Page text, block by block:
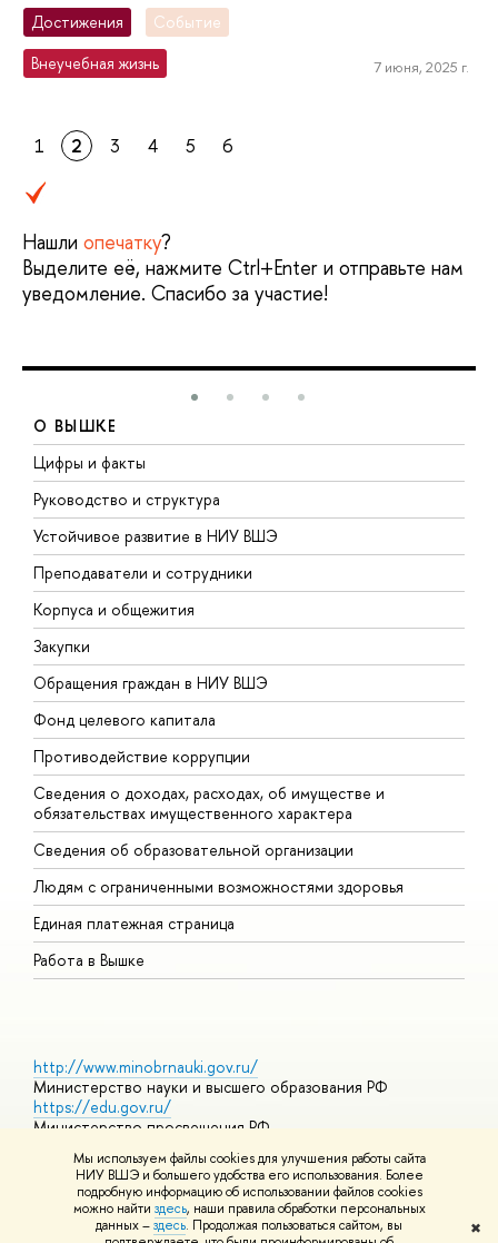
Мы используем файлы cookies для улучшения работы сайта
НИУ ВШЭ и большего удобства его использования. Более
подробную информацию об использовании файлов cookies
можно найти здесь, наши правила обработки персональных
данных –здесь. Продолжая пользоваться сайтом, вы
✖
Достижения
Событие
Внеучебная жизнь
7 июня, 2025 г.
1 2 3 4 5 6
Нашли опечатку?
Выделите её, нажмите Ctrl+Enter и отправьте нам
уведомление. Спасибо за участие!
О ВЫШКЕ
Цифры и факты
Руководство и структура
Устойчивое развитие в НИУ ВШЭ
Преподаватели и сотрудники
Корпуса и общежития
Закупки
Обращения граждан в НИУ ВШЭ
Фонд целевого капитала
Противодействие коррупции
Сведения о доходах, расходах, об имуществе и
обязательствах имущественного характера
Сведения об образовательной организации
Людям с ограниченными возможностями здоровья
Единая платежная страница
Работа в Вышке
http://www.minobrnauki.gov.ru/
Министерство науки и высшего образования РФ
https://edu.gov.ru/
Министерство просвещения РФ
https://elearning.hse.ru/mooc
Массовые открытые онлайн-курсы
© НИУ ВШЭ 1993–2026 Адреса и контактыУсловия